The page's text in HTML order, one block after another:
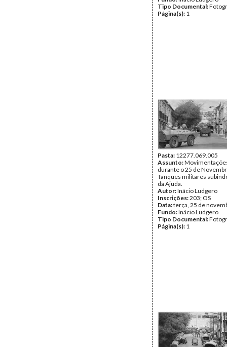
Tipo Documental:
Página(s): 1
Pasta: 12277.069.005
Assunto:
durante o 25 de
Tanques militares
da Ajuda.
Autor:Inácio Ludgero
Inscrições:203; OS
Data:terça, 25 de
Fundo:Inácio Ludgero
Tipo Documental:
Página(s): 1